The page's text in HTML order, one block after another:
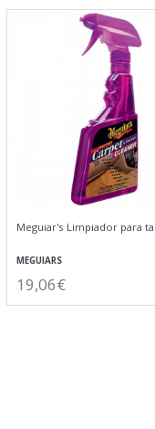
Meguiar's Limpiador para
MEGUIARS
19,06€